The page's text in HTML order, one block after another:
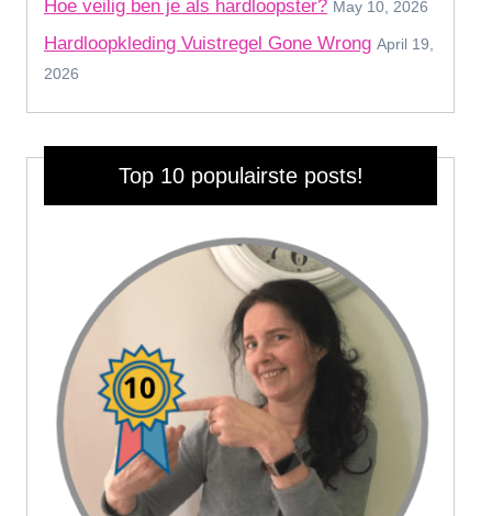
Hoe veilig ben je als hardloopster? May 10, 2026
Hardloopkleding Vuistregel Gone Wrong April 19,
2026
Top 10 populairste posts!